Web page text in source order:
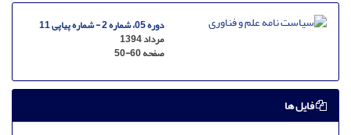
دوره 05، شماره 2 - شماره پیاپی 11
مرداد 1394
صفحه50-60
فایل ها